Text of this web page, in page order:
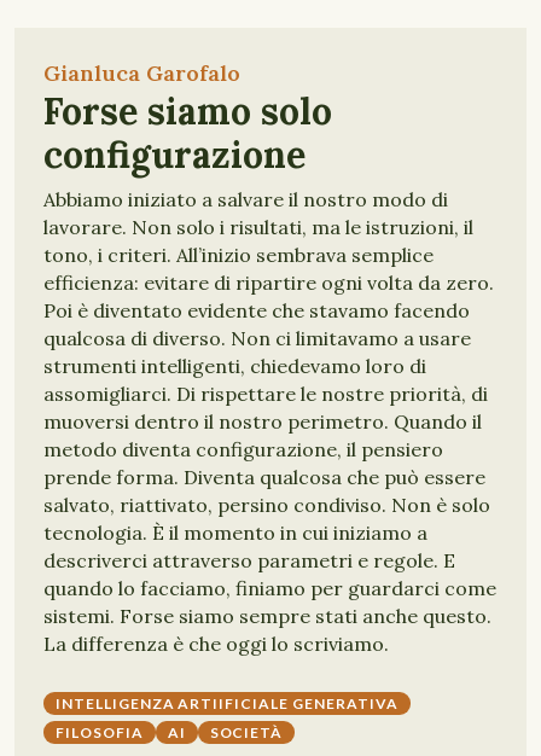
Gianluca Garofalo
Forse siamo solo
configurazione
Abbiamo iniziato a salvare il nostro modo di
lavorare. Non solo i risultati, ma le istruzioni, il
tono, i criteri. All’inizio sembrava semplice
efficienza: evitare di ripartire ogni volta da zero.
Poi è diventato evidente che stavamo facendo
qualcosa di diverso. Non ci limitavamo a usare
strumenti intelligenti, chiedevamo loro di
assomigliarci. Di rispettare le nostre priorità, di
muoversi dentro il nostro perimetro. Quando il
metodo diventa configurazione, il pensiero
prende forma. Diventa qualcosa che può essere
salvato, riattivato, persino condiviso. Non è solo
tecnologia. È il momento in cui iniziamo a
descriverci attraverso parametri e regole. E
quando lo facciamo, finiamo per guardarci come
sistemi. Forse siamo sempre stati anche questo.
La differenza è che oggi lo scriviamo.
INTELLIGENZA ARTIIFICIALE GENERATIVA
FILOSOFIA
AI SOCIETÀ